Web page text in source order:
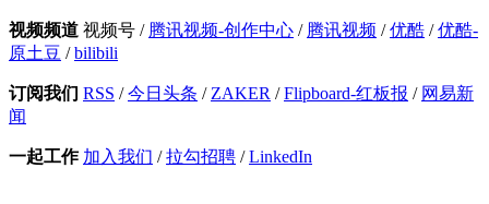
视频频道 视频号 / 腾讯视频-创作中心 / 腾讯视频 /优酷 /优酷-
原土豆 /bilibili
订阅我们 RSS /今日头条 / ZAKER /Flipboard-红板报 / 网易新
闻
一起工作 加入我们 /拉勾招聘 /LinkedIn